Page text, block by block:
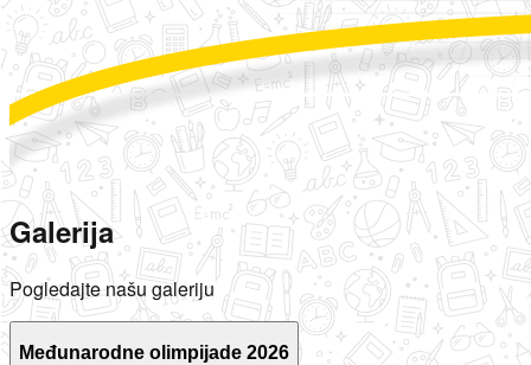
Galerija
Pogledajte našu galeriju
Međunarodne olimpijade 2026